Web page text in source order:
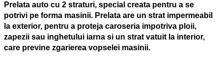
Prelata auto cu 2 straturi, special creata pentru a se
potrivi pe forma masinii. Prelata are un strat impermeabil
la exterior, pentru a proteja caroseria impotriva ploii,
zapezii sau inghetului iarna si un strat vatuit la interior,
care previne zgarierea vopselei masinii.